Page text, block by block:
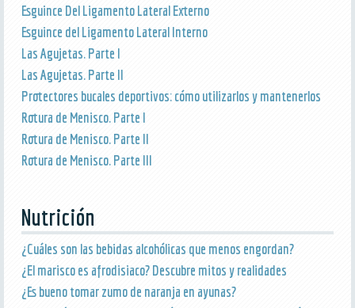
Esguince Del Ligamento Lateral Externo
Esguince del Ligamento Lateral Interno
Las Agujetas. Parte I
Las Agujetas. Parte II
Protectores bucales deportivos: cómo utilizarlos y mantenerlos
Rotura de Menisco. Parte I
Rotura de Menisco. Parte II
Rotura de Menisco. Parte III
Nutrición
¿Cuáles son las bebidas alcohólicas que menos engordan?
¿El marisco es afrodisiaco? Descubre mitos y realidades
¿Es bueno tomar zumo de naranja en ayunas?